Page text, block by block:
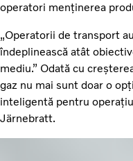
operatori menținerea
„Operatorii de transport
îndeplinească atât
mediu.” Odată cu
gaz nu mai sunt doar o
inteligentă pentru
Järnebratt.